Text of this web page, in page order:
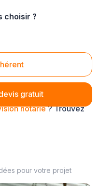
choisir ?
gratuit
notarié
notarié? Trouvez
pour votre projet